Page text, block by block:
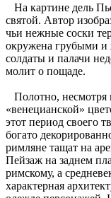
На картине дель
святой. Автор
чьи нежные соски
окружена грубыми и
солдаты и палачи
молит о пощаде.
Полотно, несмотря
«венецианской»
этот период своего
богато
римляне тащат на
Пейзаж на заднем
римскому, а
характерная